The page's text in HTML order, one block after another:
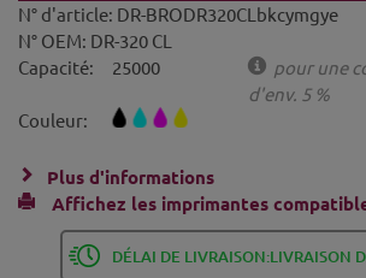
N° d'article: DR-BRODR320CLbkcymgye
N° OEM: DR-320 CL
Capacité:
25000
pour une
d'env. 5 %
Couleur:
Plus d'informations
Affichez les imprimantes
DÉLAI DE LIVRAISON:LIVRAISON